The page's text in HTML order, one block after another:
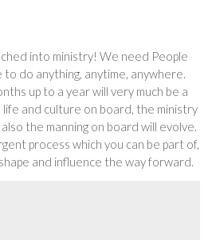
into ministry! We need People
do anything, anytime, anywhere.
up to a year will very much be a
and culture on board, the ministry
the manning on board will evolve.
process which you can be part of,
and influence the way forward.